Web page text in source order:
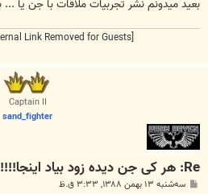
بعید میدونم نشر تجربیات ملاقات با جن یا ...
Link Removed for Guests]
Captain II
sand_fighter
Re: هر کی جن دیده زود بیاد اینجا!!!!!!!!!!!!!!!!!!!
پ سه‌شنبه ۱۳ بهمن ۱۳۸۸, ۳:۳۳ ق.ظ